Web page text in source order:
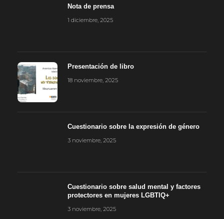
Nota de prensa
1 diciembre, 2025
Presentación de libro
18 noviembre, 2025
Cuestionario sobre la expresión de género
3 noviembre, 2025
Cuestionario sobre salud mental y factores
protectores en mujeres LGBTIQ+
3 noviembre, 2025